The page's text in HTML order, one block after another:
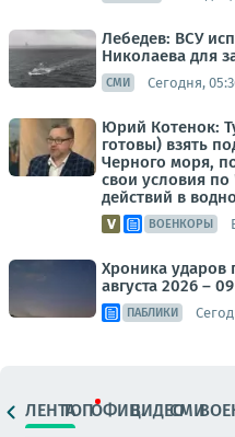
Лебедев: ВСУ
Николаева для
СМИ Сегодня,
Юрий Котенок:
готовы) взять
Черного моря,
свои условия
действий в
ВОЕНКОРЫ
Хроника ударов
августа 2026 –
ПАБЛИКИ
ЛЕНТАТОПОФИЦ.ВИДЕОСМИ